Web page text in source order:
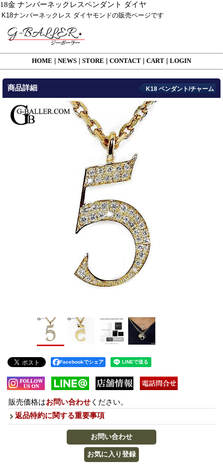
18金 ナンバーネックレスペンダント ダイヤ
K18ナンバーネックレス ダイヤモンドの販売ページです
HOME NEWS STORE CONTACT CART LOGIN
商品詳細 K18 ペンダント/チャーム
Facebookでシェア
販売価格はお問い合わせ ください。
返品特約に関する重要事項